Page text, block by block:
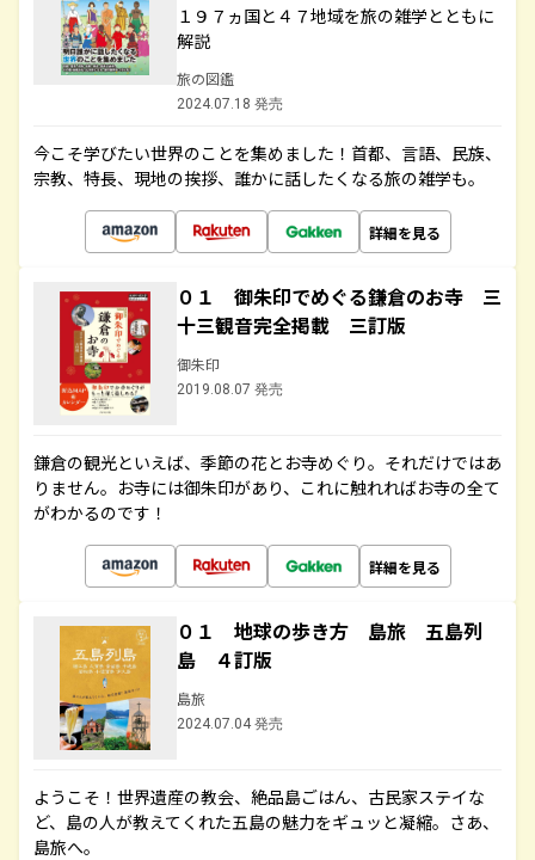
１９７ヵ国と４７地域を旅の雑学とともに
解説
旅の図鑑
2024.07.18 発売
今こそ学びたい世界のことを集めました！首都、言語、民族、
宗教、特長、現地の挨拶、誰かに話したくなる旅の雑学も。
詳細を見る
０１ 御朱印でめぐる鎌倉のお寺 三
十三観音完全掲載 三訂版
御朱印
2019.08.07 発売
鎌倉の観光といえば、季節の花とお寺めぐり。それだけではあ
りません。お寺には御朱印があり、これに触れればお寺の全て
がわかるのです！
詳細を見る
０１ 地球の歩き方 島旅 五島列
島 ４訂版
島旅
2024.07.04 発売
ようこそ！世界遺産の教会、絶品島ごはん、古民家ステイな
ど、島の人が教えてくれた五島の魅力をギュッと凝縮。さあ、
島旅へ。